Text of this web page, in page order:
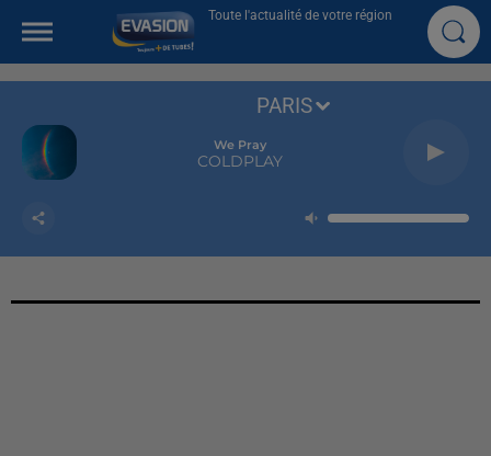
Toute l'actualité de votre région
We Pray
COLDPLAY
PARIS